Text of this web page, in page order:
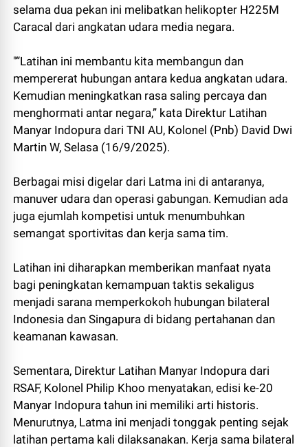
selama dua pekan ini melibatkan helikopter H225M
Caracal dari angkatan udara media negara.
"“Latihan ini membantu kita membangun dan
mempererat hubungan antara kedua angkatan udara.
Kemudian meningkatkan rasa saling percaya dan
menghormati antar negara,” kata Direktur Latihan
Manyar Indopura dari TNI AU, Kolonel (Pnb) David Dwi
Martin W, Selasa (16/9/2025).
Berbagai misi digelar dari Latma ini di antaranya,
manuver udara dan operasi gabungan. Kemudian ada
juga ejumlah kompetisi untuk menumbuhkan
semangat sportivitas dan kerja sama tim.
Latihan ini diharapkan memberikan manfaat nyata
bagi peningkatan kemampuan taktis sekaligus
menjadi sarana memperkokoh hubungan bilateral
Indonesia dan Singapura di bidang pertahanan dan
keamanan kawasan.
Sementara, Direktur Latihan Manyar Indopura dari
RSAF, Kolonel Philip Khoo menyatakan, edisi ke-20
Manyar Indopura tahun ini memiliki arti historis.
Menurutnya, Latma ini menjadi tonggak penting sejak
latihan pertama kali dilaksanakan. Kerja sama bilateral